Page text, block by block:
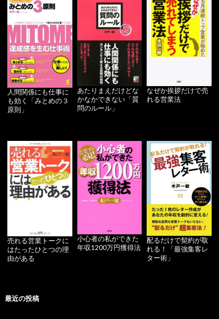
人間関係にも仕事に
も効く「みとめの３
原則」
あたりまえだけどな
かなかできない「質
問のルール」
なぜか挨拶だけで売
れる営業法
売れる営業トークに
はたったひとつの理
由がある
小心者の私ができた
年収1200万円獲得法
配るだけで契約が取
れる！「最強集客レ
ター術」
最近の投稿